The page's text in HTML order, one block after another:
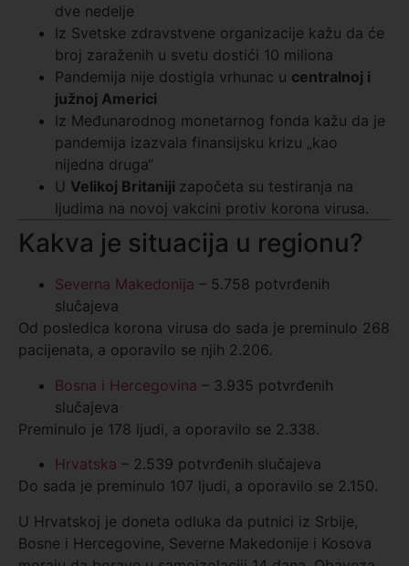
dve nedelje
Iz Svetske zdravstvene organizacije kažu da će
broj zaraženih u svetu dostići 10 miliona
Pandemija nije dostigla vrhunac u centralnoj i
južnoj Americi
Iz Međunarodnog monetarnog fonda kažu da je
pandemija izazvala finansijsku krizu „kao
nijedna druga“
U Velikoj Britaniji započeta su testiranja na
ljudima na novoj vakcini protiv korona virusa.
Kakva je situacija u regionu?
Severna Makedonija – 5.758 potvrđenih
slučajeva
Od posledica korona virusa do sada je preminulo 268
pacijenata, a oporavilo se njih 2.206.
Bosna i Hercegovina – 3.935 potvrđenih
slučajeva
Preminulo je 178 ljudi, a oporavilo se 2.338.
Hrvatska – 2.539 potvrđenih slučajeva
Do sada je preminulo 107 ljudi, a oporavilo se 2.150.
U Hrvatskoj je doneta odluka da putnici iz Srbije,
Bosne i Hercegovine, Severne Makedonije i Kosova